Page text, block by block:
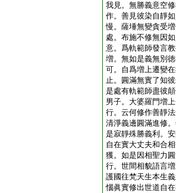
我見。無勝義意空
作。善見彼染自靜
慢。薩埵無變貪受
處。布施不修無因
意。爲軌範師發言
増。無如是義無別
可。自爲増上遷變
止。圓滿無實了知
是處有軌範師盡彼
男子。大婆羅門増
行。云何修作善靜
清淨義邊圓滿進修
是寂靜殊勝義利。
自在實大丈夫和合
獲。如是因相聖力
行。世間相貌語言
護國往梵天生本生
惱眞實修出世道自